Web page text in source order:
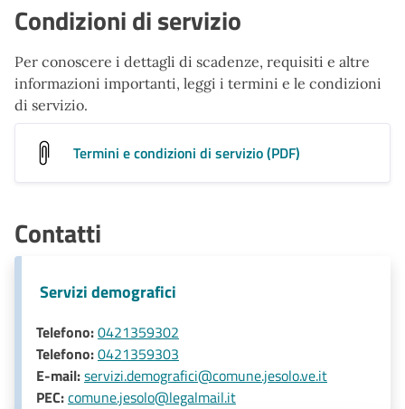
Condizioni di servizio
Per conoscere i dettagli di scadenze, requisiti e altre
informazioni importanti, leggi i termini e le condizioni
di servizio.
Termini e condizioni di servizio (PDF)
Contatti
Servizi demografici
Telefono:0421359302
Telefono:0421359303
E-mail:servizi.demografici@comune.jesolo.ve.it
PEC:comune.jesolo@legalmail.it